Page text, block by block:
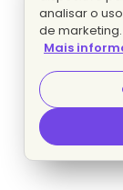
analisar o
de marketing.
Mais